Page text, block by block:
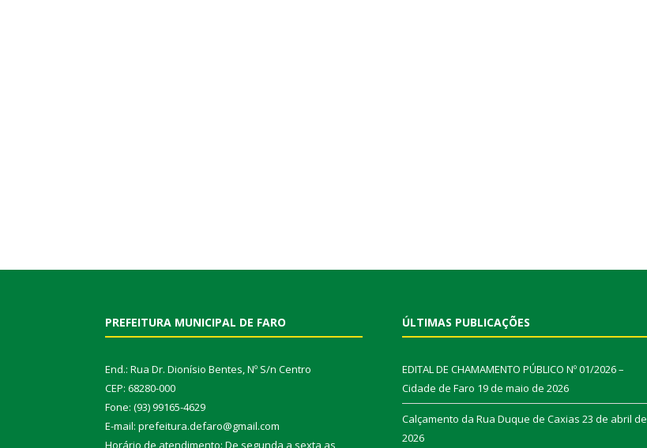
PREFEITURA MUNICIPAL DE FARO
End.: Rua Dr. Dionísio Bentes, Nº S/n Centro
CEP: 68280-000
Fone: (93) 99165-4629
E-mail: prefeitura.defaro@gmail.com
Horário de atendimento: De segunda a sexta as
ÚLTIMAS PUBLICAÇÕES
EDITAL DE CHAMAMENTO PÚBLICO Nº 01/2026 –
Cidade de Faro 19 de maio de 2026
Calçamento da Rua Duque de Caxias 23 de abril de
2026